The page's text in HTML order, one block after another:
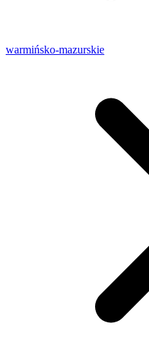
warmińsko-mazurskie